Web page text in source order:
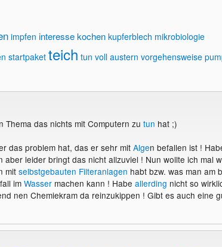
impfen interessekochen kupferblech mikrobiologie
startpaket teich tun voll austern vorgehensweise
Thema das nichts mit Computern zu tun hat ;)
das problem hat, das er sehr mit Algen befallen ist !
aber leider bringt das nicht allzuviel ! Nun wollte ich mal
mit selbstgebauten Filteranlagen habt bzw. was man am
imWassermachen kann ! Habe allerding nicht so
nen Chemiekram da reinzukippen ! Gibt es auch eine